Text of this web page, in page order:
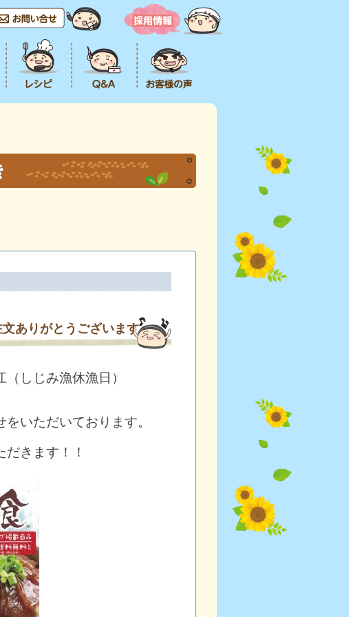
ありがとうございます
しじみ漁休漁日）
いただいております。
きます！！